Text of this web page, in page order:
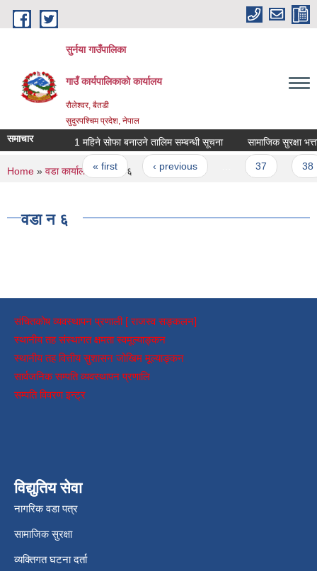
Skip to main content
सुर्नया गाउँपालिका
गाउँ कार्यपालिकाकाे कार्यालय
रौलेश्वर, बैतडी
सुदुरपश्चिम प्रदेश, नेपाल
समाचार 1 महिने सोफा बनाउने तालिम सम्बन्धी सूचना सामाजिक सुरक्षा
Pages
« first ‹ previous 37 38
You are here
Home » वडा कार्यालय » वडा न‌‍ ६
वडा न‌‍ ६
संचितकोष व्यवस्थापन प्रणाली [ राजस्व सङ्कलन]
स्थानीय तह संस्थागत क्षमता स्वमूल्याङ्कन
स्थानीय तह वित्तीय सुशासन जोखिम मूल्याङ्कन
सार्वजनिक सम्पति व्यवस्थापन प्रणालि
सम्पति विवरण इन्ट्र
विद्युतिय सेवा
नागरिक वडा पत्र
सामाजिक सुरक्षा
व्यक्तिगत घटना दर्ता